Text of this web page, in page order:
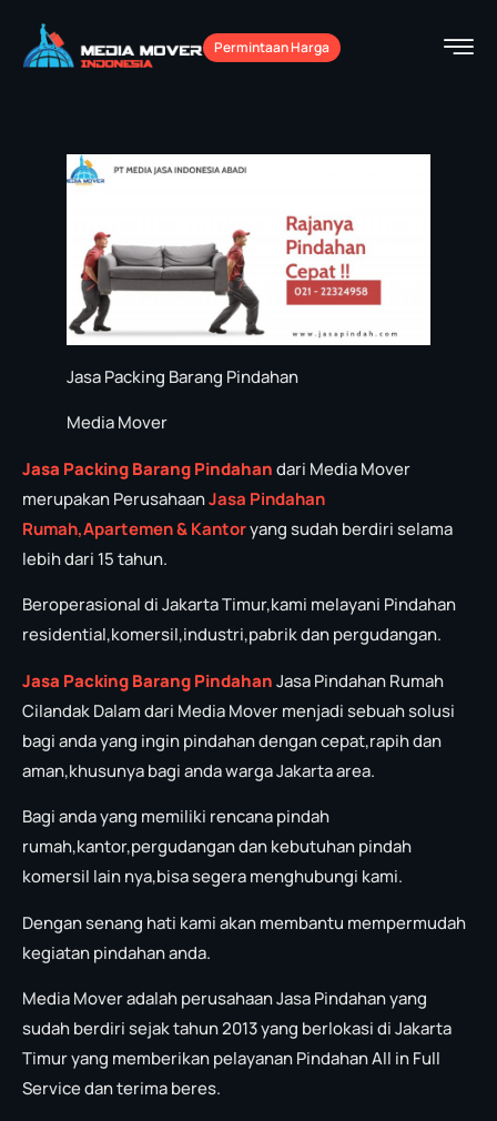
Permintaan Harga
Jasa Packing Barang Pindahan
Media Mover
Jasa Packing Barang Pindahandari Media Mover
merupakan PerusahaanJasa Pindahan
Rumah,Apartemen & Kantoryang sudah berdiri selama
lebih dari 15 tahun.
Beroperasional di Jakarta Timur,kami melayani Pindahan
residential,komersil,industri,pabrik dan pergudangan.
Jasa Packing Barang PindahanJasa Pindahan Rumah
Cilandak Dalam dari Media Mover menjadi sebuah solusi
bagi anda yang ingin pindahan dengan cepat,rapih dan
aman,khusunya bagi anda warga Jakarta area.
Bagi anda yang memiliki rencana pindah
rumah,kantor,pergudangan dan kebutuhan pindah
komersil lain nya,bisa segera menghubungi kami.
Dengan senang hati kami akan membantu mempermudah
kegiatan pindahan anda.
Media Mover adalah perusahaan Jasa Pindahan yang
sudah berdiri sejak tahun 2013 yang berlokasi di Jakarta
Timur yang memberikan pelayanan Pindahan All in Full
Service dan terima beres.